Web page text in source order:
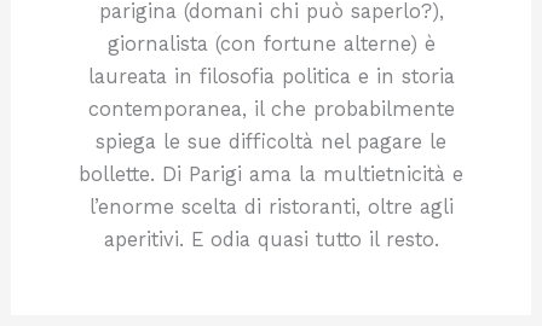
parigina (domani chi può saperlo?),
giornalista (con fortune alterne) è
laureata in filosofia politica e in storia
contemporanea, il che probabilmente
spiega le sue difficoltà nel pagare le
bollette. Di Parigi ama la multietnicità e
l’enorme scelta di ristoranti, oltre agli
aperitivi. E odia quasi tutto il resto.